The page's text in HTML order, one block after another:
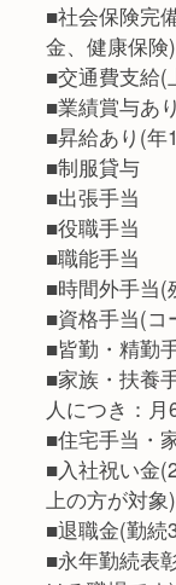
■社会保険完
金、健康保険)
■交通費支給(
■業績賞与あ
■昇給あり(年
■制服貸与
■出張手当
■役職手当
■職能手当
■時間外手当(
■資格手当(コ
■皆勤・精勤
■家族・扶養
人につき：月
■住宅手当・
■入社祝い金
上の方が対象)
■退職金(勤続
■永年勤続表